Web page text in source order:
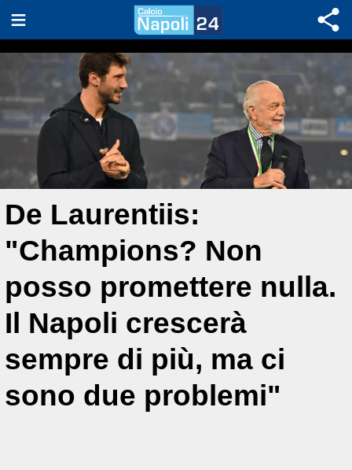
De Laurentiis:
"Champions? Non
posso promettere nulla.
Il Napoli crescerà
sempre di più, ma ci
sono due problemi"